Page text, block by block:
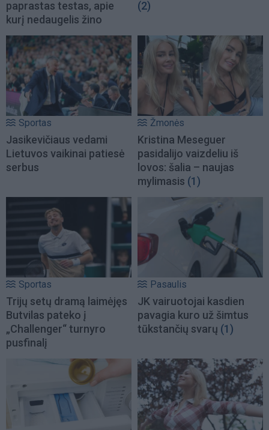
paprastas testas, apie
kurį nedaugelis žino
(2)
Sportas
Jasikevičiaus vedami
Lietuvos vaikinai patiesė
serbus
Žmonės
Kristina Meseguer
pasidalijo vaizdeliu iš
lovos: šalia – naujas
mylimasis (1)
Sportas
Trijų setų dramą laimėjęs
Butvilas pateko į
„Challenger“ turnyro
pusfinalį
Pasaulis
JK vairuotojai kasdien
pavagia kuro už šimtus
tūkstančių svarų (1)